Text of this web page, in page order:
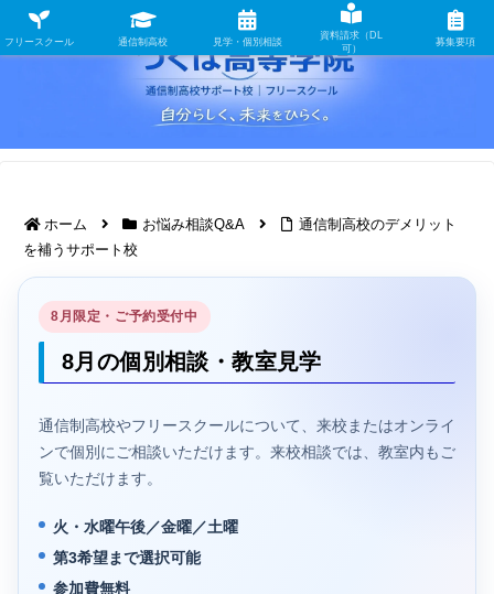
ホーム お悩み相談Q&A
通信制高校のデメリット
を補うサポート校
8月限定・ご予約受付中
8月の個別相談・教室見学
通信制高校やフリースクールについて、来校またはオンライ
ンで個別にご相談いただけます。来校相談では、教室内もご
覧いただけます。
火・水曜午後／金曜／土曜
第3希望まで選択可能
参加費無料
フリースクール 通信制高校 見学・個別相談
資料請求（DL
可）
募集要項